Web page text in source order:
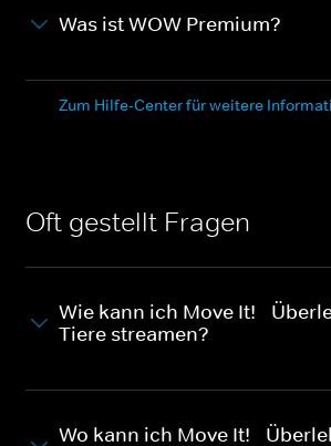
Was ist WOW Premium?
Zum Hilfe-Center für weitere
Oft gestellt Fragen
Wie kann ich Move It! -
Tiere streamen?
Wo kann ich Move It! -